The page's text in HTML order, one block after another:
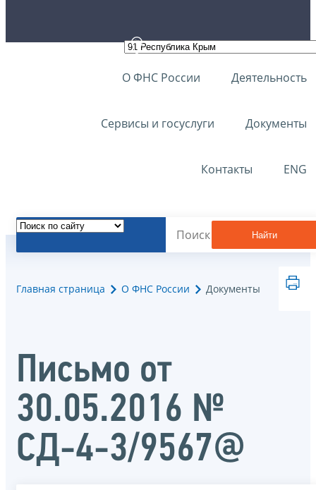
О ФНС России Деятельность
Сервисы и госуслуги Документы
Контакты ENG
Найти
Главная страница О ФНС России Документы
Письмо от
30.05.2016 №
СД-4-3/9567@